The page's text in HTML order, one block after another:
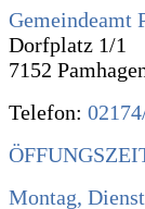
Gemeindeamt
Dorfplatz 1/1
7152
Telefon:
Montag,